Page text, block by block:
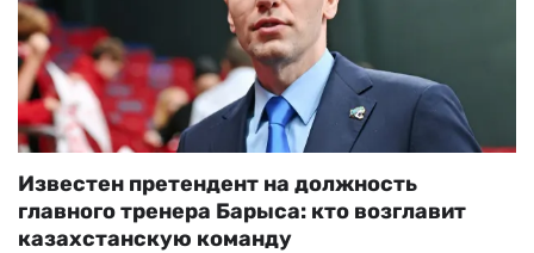
Известен претендент на должность
главного тренера Барыса: кто возглавит
казахстанскую команду